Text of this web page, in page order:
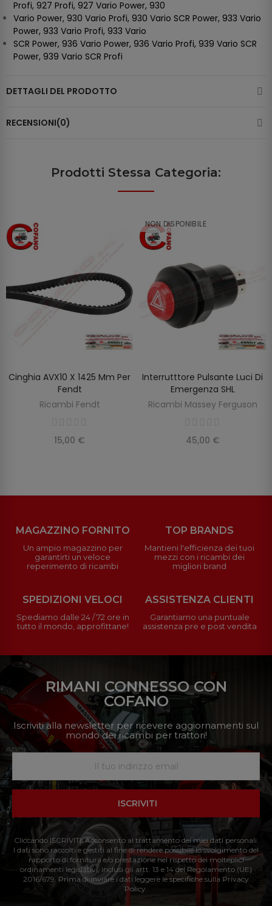
Profi, 927 Profi, 927 Vario Power, 930
Vario Power, 930 Vario Profi, 930 Vario SCR Power, 933 Vario
Power, 933 Vario Profi, 933 Vario
SCR Power, 936 Vario Power, 936 Vario Profi, 939 Vario SCR
Power, 939 Vario SCR Profi
DETTAGLI DEL PRODOTTO
RECENSIONI(0)
Prodotti Stessa Categoria:
AGGIUNGI AL CARRELLO
Cinghia AVX10 X 1425 Mm Per
Fendt
Ricambi Fendt
15,00 €
NON DISPONIBILE
SCOPRIRE
Interrutttore Pulsante Luci Di
Emergenza SHL
Ricambi Massey Ferguson
45,00 €
MAGAZZINO FORNITO
Un ampio magazzino per
garantirti un veloce
reperimento di ricambi
TOP BRANDS
Mantieni l'efficienza dei tuoi
mezzi con i ricambi dei
migliori brand
SPEDIZIONI VELOCI
Spediamo dalle 24 / 72 ore in
tutto il mondo, approfittane!
ASSISTENZA CLIENTI
Garantiamo una puntuale
assistenza pre e post vendita
RIMANI CONNESSO CON
COFANO
Iscriviti alla newsletter per ricevere aggiornamenti sul
mondo dei ricambi per trattori!
ISCRIVITI
Cliccando ISCRIVITI: Acconsento al trattamento dei miei dati personali.
I dati sono raccolti e gestiti al fine di rendere possibile lo svolgimento del
rapporto di fornitura e/o prestazione nel rispetto dei molteplici
ordinamenti legislativi, inclusi gli artt. 13 e 14 del Regolamento (UE)
2016/679. Prima di inviare i dati leggere le specifiche sulla Privacy
Policy.